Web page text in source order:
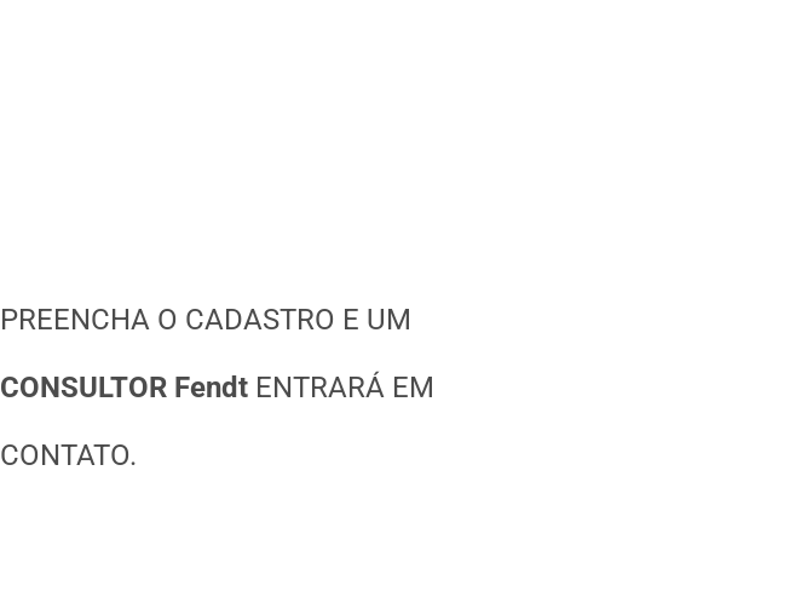
PREENCHA O CADASTRO E UM
CONSULTOR Fendt ENTRARÁ EM
CONTATO.